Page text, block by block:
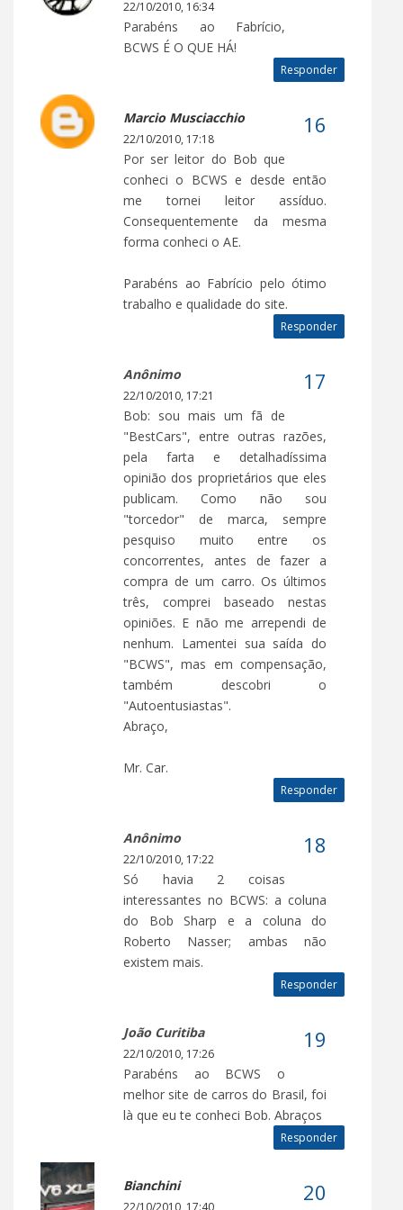
22/10/2010, 16:34
Parabéns ao Fabrício,
BCWS É O QUE HÁ!
Responder
Marcio Musciacchio
22/10/2010, 17:18
Por ser leitor do Bob que
conheci o BCWS e desde então
me tornei leitor assíduo.
Consequentemente da mesma
forma conheci o AE.
Parabéns ao Fabrício pelo ótimo
trabalho e qualidade do site.
Responder
Anônimo
22/10/2010, 17:21
Bob: sou mais um fã de
"BestCars", entre outras razões,
pela farta e detalhadíssima
opinião dos proprietários que eles
publicam. Como não sou
"torcedor" de marca, sempre
pesquiso muito entre os
concorrentes, antes de fazer a
compra de um carro. Os últimos
três, comprei baseado nestas
opiniões. E não me arrependi de
nenhum. Lamentei sua saída do
"BCWS", mas em compensação,
também descobri o
"Autoentusiastas".
Abraço,
Mr. Car.
Responder
Anônimo
22/10/2010, 17:22
Só havia 2 coisas
interessantes no BCWS: a coluna
do Bob Sharp e a coluna do
Roberto Nasser; ambas não
existem mais.
Responder
João Curitiba
22/10/2010, 17:26
Parabéns ao BCWS o
melhor site de carros do Brasil, foi
là que eu te conheci Bob. Abraços
Responder
Bianchini
22/10/2010, 17:40